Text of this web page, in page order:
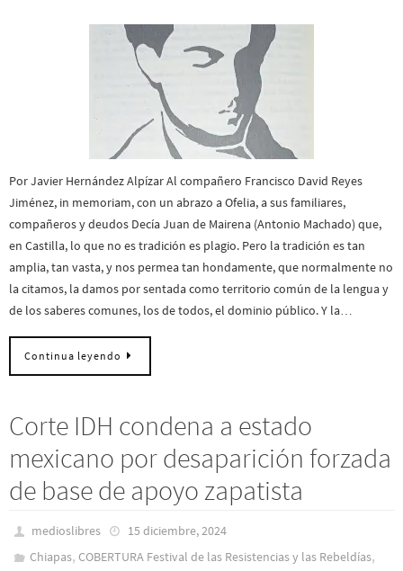
Por Javier Hernández Alpízar Al compañero Francisco David Reyes
Jiménez, in memoriam, con un abrazo a Ofelia, a sus familiares,
compañeros y deudos Decía Juan de Mairena (Antonio Machado) que,
en Castilla, lo que no es tradición es plagio. Pero la tradición es tan
amplia, tan vasta, y nos permea tan hondamente, que normalmente no
la citamos, la damos por sentada como territorio común de la lengua y
de los saberes comunes, los de todos, el dominio público. Y la…
Continua leyendo
Corte IDH condena a estado
mexicano por desaparición forzada
de base de apoyo zapatista
medioslibres
15 diciembre, 2024
Chiapas,COBERTURA Festival de las Resistencias y las R‬ebeldías,